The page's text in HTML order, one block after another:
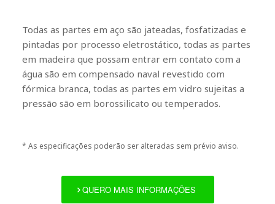
Todas as partes em aço são jateadas, fosfatizadas e
pintadas por processo eletrostático, todas as partes
em madeira que possam entrar em contato com a
água são em compensado naval revestido com
fórmica branca, todas as partes em vidro sujeitas a
pressão são em borossilicato ou temperados.
* As especificações poderão ser alteradas sem prévio aviso.
QUERO MAIS INFORMAÇÕES